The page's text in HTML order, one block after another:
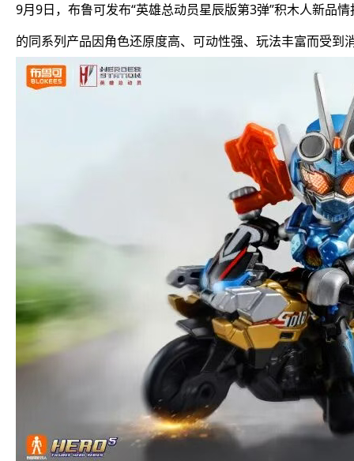
9月9日，布鲁可发布“英雄总动员星辰版第3弹”积木人新品
的同系列产品因角色还原度高、可动性强、玩法丰富而受到